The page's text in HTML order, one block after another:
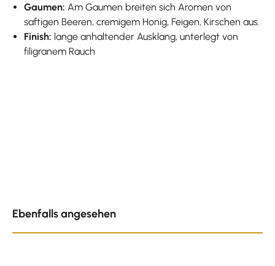
Gaumen: Am Gaumen breiten sich Aromen von
saftigen Beeren, cremigem Honig, Feigen, Kirschen aus.
Finish: lange anhaltender Ausklang, unterlegt von
filigranem Rauch
Ebenfalls angesehen